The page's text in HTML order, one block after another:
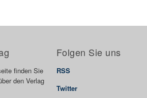
finden Sie
den Verlag
Folgen Sie uns
RSS
Twitter